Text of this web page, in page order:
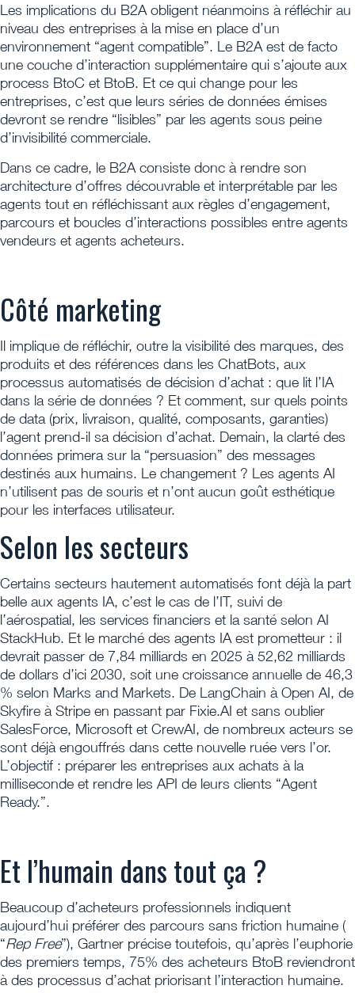
Les implications du B2A obligent néanmoins à réfléchir au
niveau des entreprises à la mise en place d’un
environnement “agent compatible”. Le B2A est de facto
une couche d’interaction supplémentaire qui s’ajoute aux
process BtoC et BtoB. Et ce qui change pour les
entreprises, c’est que leurs séries de données émises
devront se rendre “lisibles” par les agents sous peine
d’invisibilité commerciale.
Dans ce cadre, le B2A consiste donc à rendre son
architecture d’offres découvrable et interprétable par les
agents tout en réfléchissant aux règles d’engagement,
parcours et boucles d’interactions possibles entre agents
vendeurs et agents acheteurs.
Côté marketing
Il implique de réfléchir, outre la visibilité des marques, des
produits et des références dans les ChatBots, aux
processus automatisés de décision d’achat : que lit l’IA
dans la série de données ? Et comment, sur quels points
de data (prix, livraison, qualité, composants, garanties)
l’agent prend-il sa décision d’achat. Demain, la clarté des
données primera sur la “persuasion” des messages
destinés aux humains. Le changement ? Les agents AI
n’utilisent pas de souris et n’ont aucun goût esthétique
pour les interfaces utilisateur.
Selon les secteurs
Certains secteurs hautement automatisés font déjà la part
belle aux agents IA, c’est le cas de l’IT, suivi de
l’aérospatial, les services financiers et la santé selon AI
StackHub. Et le marché des agents IA est prometteur : il
devrait passer de 7,84 milliards en 2025 à 52,62 milliards
de dollars d’ici 2030, soit une croissance annuelle de 46,3
% selon Marks and Markets. De LangChain à Open AI, de
Skyfire à Stripe en passant par Fixie.AI et sans oublier
SalesForce, Microsoft et CrewAI, de nombreux acteurs se
sont déjà engouffrés dans cette nouvelle ruée vers l’or.
L’objectif : préparer les entreprises aux achats à la
milliseconde et rendre les API de leurs clients “Agent
Ready.”.
Et l’humain dans tout ça ?
Beaucoup d’acheteurs professionnels indiquent
aujourd’hui préférer des parcours sans friction humaine (
“Rep Free”), Gartner précise toutefois, qu’après l’euphorie
des premiers temps, 75% des acheteurs BtoB reviendront
à des processus d’achat priorisant l’interaction humaine.